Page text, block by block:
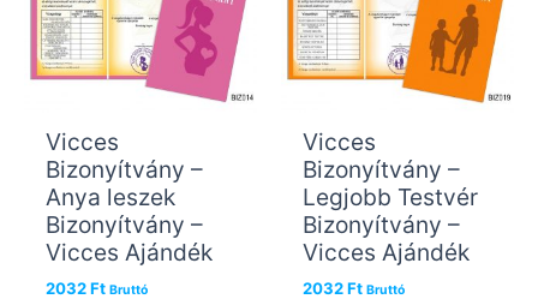
Vicces
Bizonyítvány –
Anya leszek
Bizonyítvány –
Vicces Ajándék
2032Ft Bruttó
Vicces
Bizonyítvány –
Legjobb Testvér
Bizonyítvány –
Vicces Ajándék
2032Ft Bruttó